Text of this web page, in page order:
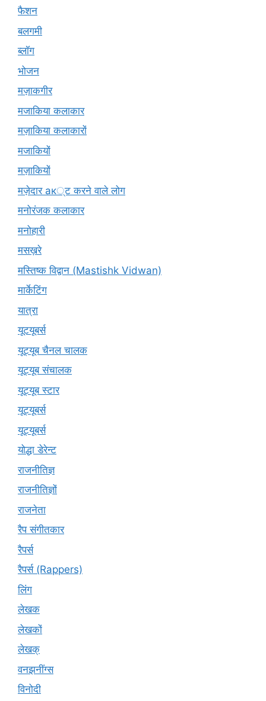
फैशन
बलगमी
ब्लॉग
भोजन
मज़ाकगीर
मजाकिया कलाकार
मज़ाकिया कलाकारों
मजाकियों
मज़ाकियों
मज़ेदार ак्ट करने वाले लोग
मनोरंजक कलाकार
मनोहारी
मसख़रे
मस्तिष्क विद्वान (Mastishk Vidwan)
मार्केटिंग
यात्रा
यूटयूबर्स
यूट्यूब चैनल चालक
यूट्यूब संचालक
यूट्यूब स्टार
यूट्‍यूबर्स
यूट्यूबर्स
योद्धा डेरेन्ट
राजनीतिज्ञ
राजनीतिज्ञों
राजनेता
रैप संगीतकार
रैपर्स
रैपर्स (Rappers)
लिंग
लेखक
लेखकों
लेखक्
वनझनींग्स
विनोदी